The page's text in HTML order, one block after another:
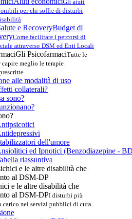
Gli aiuti
per chi soffre di disturbi
Budget di
Come facilitare i percorsi di
attraverso DSM ed Enti Locali
Gli PsicofarmaciTutte le
meglio le terapie
alle modalità di uso
collaterali?
sono?
dell'umore
ed Ipnotici (Benzodiazepine -
riassuntiva
e le altre disabilità che
al DSM-DPI disturbi più
carico nei servizi pubblici di cura